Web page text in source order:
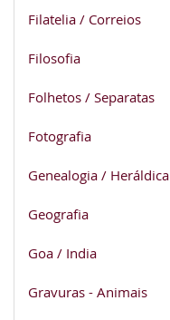
Filatelia / Correios
Filosofia
Folhetos / Separatas
Fotografia
Genealogia / Heráldica
Geografia
Goa / India
Gravuras - Animais